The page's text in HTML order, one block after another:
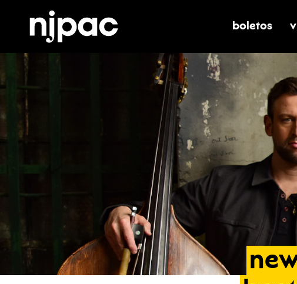
alternar
boletos